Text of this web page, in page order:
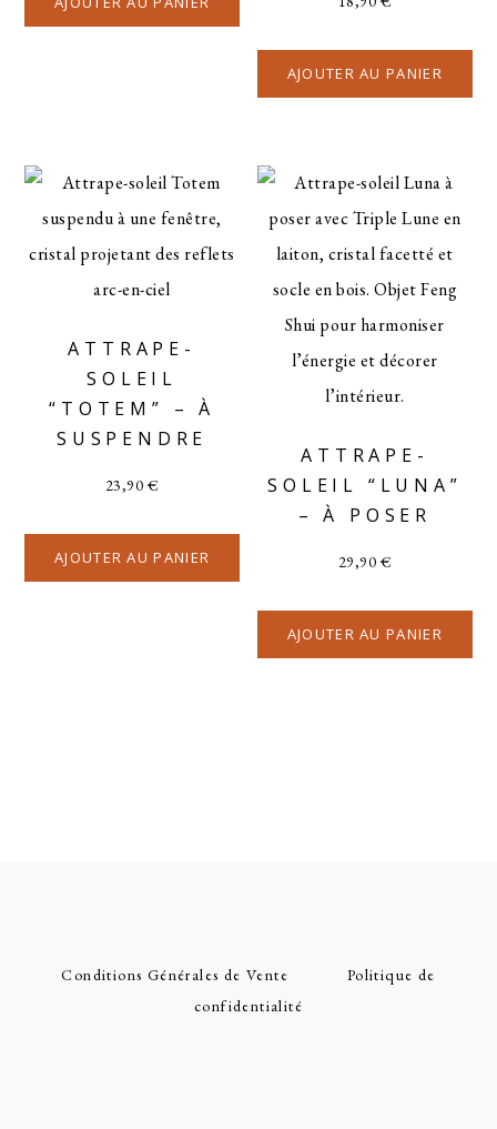
AJOUTER AU PANIER
ATTRAPE-
SOLEIL
“TOTEM” – À
SUSPENDRE
23,90€
AJOUTER AU PANIER
ATTRAPE-
SOLEIL “LUNA”
– À POSER
29,90€
AJOUTER AU PANIER
Conditions Générales de Vente
Politique de
confidentialité